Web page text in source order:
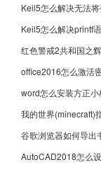
红色警戒2共和国之
office2016怎么激活
word怎么安装方正
我的世界(minecraft)
谷歌浏览器如何导出
AutoCAD2018怎么